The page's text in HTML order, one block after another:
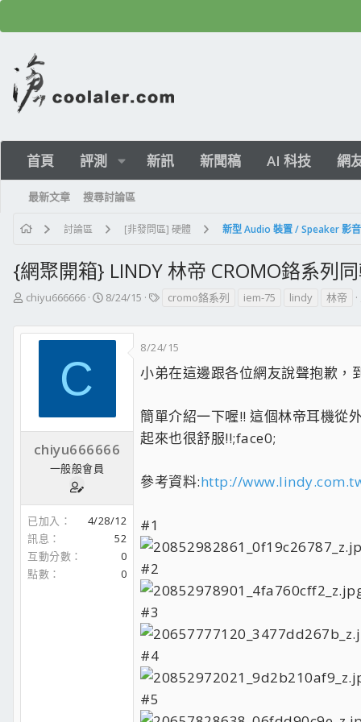
首頁 評測 新訊 新聞稿 AI 科技 網
最新文章 搜尋討論區
討論區 [非發問區] 硬體 新型 Audio 裝置 / Speaker 影
{網聚開箱} LINDY 林帝 CROMO鉻系列
主
發
chiyu666666
開
日
期
8/24/15
標cromo鉻系列 iem-75 lindy 林帝
C
chiyu666666
一般般會員
已加入
4/28/12
訊息
52
互動分數
0
點數
0
8/24/15
小弟在這邊跟各位網友說聲抱歉，
簡單介紹一下喔!! 這個林帝耳機從
起來也很舒服!!;face0;
參考資料:http://
#1
#2
#3
#4
#5